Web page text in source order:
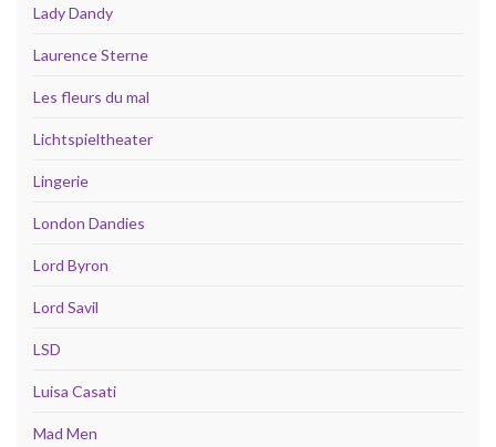
Lady Dandy
Laurence Sterne
Les fleurs du mal
Lichtspieltheater
Lingerie
London Dandies
Lord Byron
Lord Savil
LSD
Luisa Casati
Mad Men